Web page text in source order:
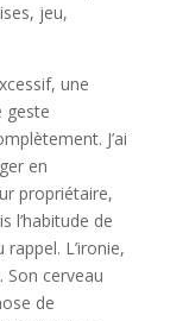
jeu,
une
geste
J’ai
en
propriétaire,
l’habitude de
L’ironie,
Son cerveau
de